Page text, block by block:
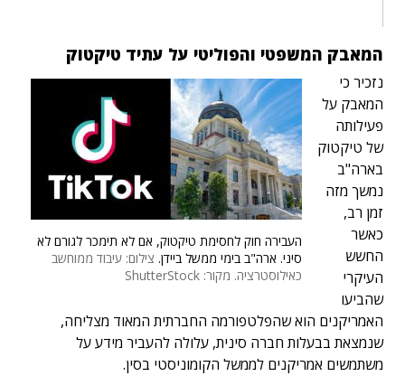
המאבק המשפטי והפוליטי על עתיד טיקטוק
העבירה חוק לחסימת טיקטוק, אם לא תימכר לגורם לא
סיני. ארה"ב בימי ממשל ביידן. צילום: עיבוד ממוחשב
כאילוסטרציה. מקור: ShutterStock
נזכיר כי
המאבק על
פעילותה
של טיקטוק
בארה"ב
נמשך מזה
זמן רב,
כאשר
החשש
העיקרי
שהביעו
האמריקנים הוא שהפלטפורמה החברתית המאוד מצליחה,
שנמצאת בבעלות חברה סינית, עלולה להעביר מידע על
משתמשים אמריקנים לממשל הקומוניסטי בסין.